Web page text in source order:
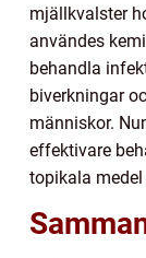
mjällkvalster
användes
behandla
biverkningar
människor.
effektivare
topikala